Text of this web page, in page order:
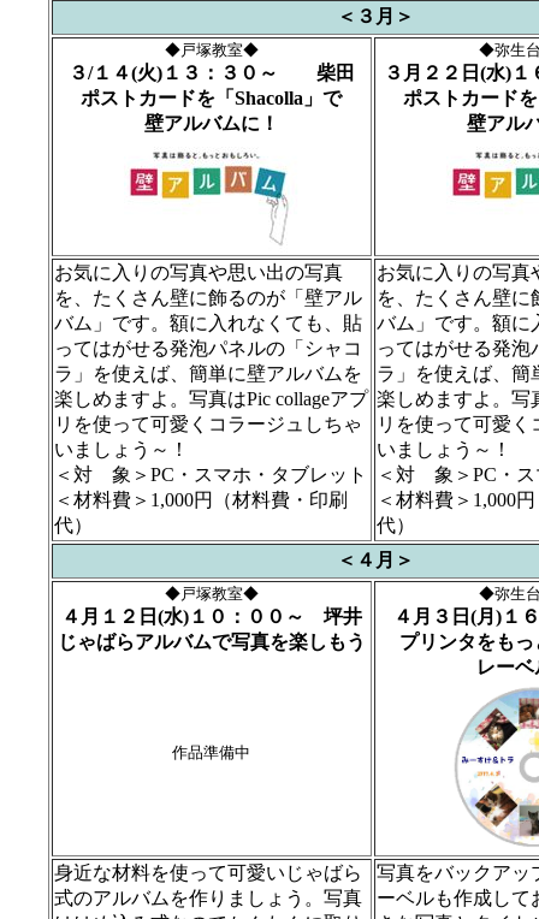
＜３月＞
◆戸塚教室◆
３/１４(火)１３：３０～ 柴田
ポストカードを「Shacolla」で
壁アルバムに！
◆弥生
３月２２日(水)
ポストカード
壁アル
お気に入りの写真や思い出の写真
を、たくさん壁に飾るのが「壁アル
バム」です。額に入れなくても、貼
ってはがせる発泡パネルの「シャコ
ラ」を使えば、簡単に壁アルバムを
楽しめますよ。写真はPic collageアプ
リを使って可愛くコラージュしちゃ
いましょう～！
＜対 象＞ PC・ スマホ・タブレット
＜材料費＞ 1,000円（材料費・印刷
代）
お気に入りの写真
を、たくさん壁に
バム」です。額に
ってはがせる発泡
ラ」を使えば、簡
楽しめますよ。写
リを使って可愛く
いましょう～！
＜対 象＞ PC・
＜材料費＞ 1,000
代）
＜４月＞
◆戸塚教室◆
４月１２日(水)１０：００～ 坪井
じゃばらアルバムで写真を楽しもう
作品準備中
◆弥生
４月３日(月)１
プリンタをも
レー
身近な材料を使って可愛いじゃばら
式のアルバムを作りましょう。写真
写真をバックアッ
ーベルも作成して